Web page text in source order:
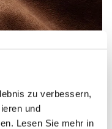
zu verbessern,
und
Lesen Sie mehr in